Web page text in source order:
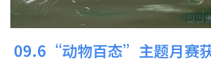
09.6“动物百态”主题月赛